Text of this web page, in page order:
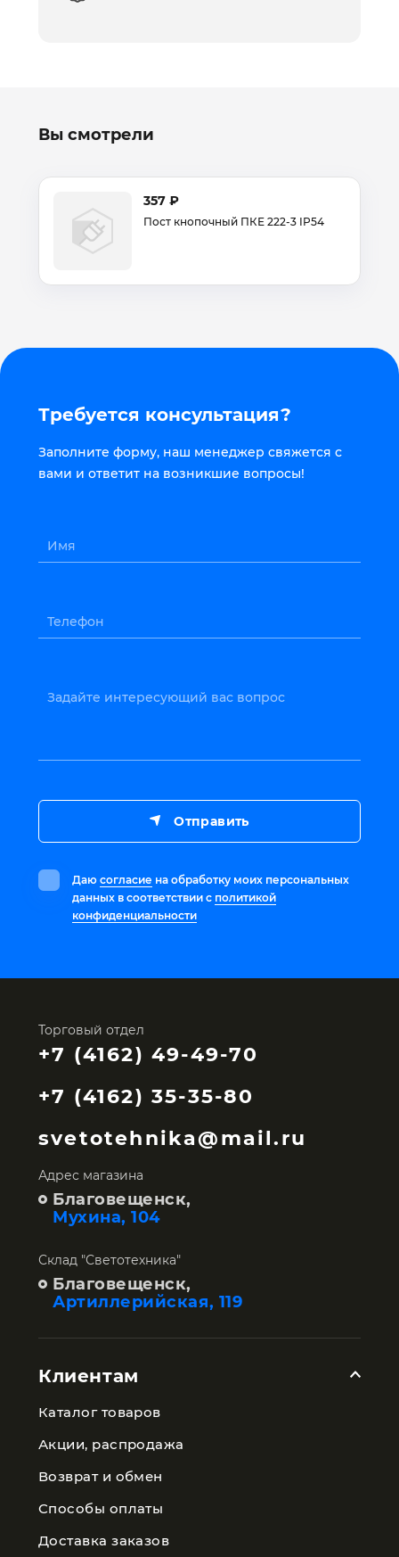
Вы смотрели
357 ₽
Пост кнопочный ПКЕ 222-3 IP54
Требуется консультация?
Заполните форму, наш менеджер свяжется с
вами и ответит на возникшие вопросы!
Имя
Телефон
Задайте интересующий вас вопрос
Даю согласие на обработку моих персональных
данных в соответствии с политикой
конфиденциальности
Отправить
Торговый отдел
+7 (4162) 49-49-70
+7 (4162) 35-35-80
svetotehnika@mail.ru
Адрес магазина
Благовещенск,
Мухина, 104
Склад "Светотехника"
Благовещенск,
Артиллерийская, 119
Клиентам
Каталог товаров
Акции, распродажа
Возврат и обмен
Способы оплаты
Доставка заказов